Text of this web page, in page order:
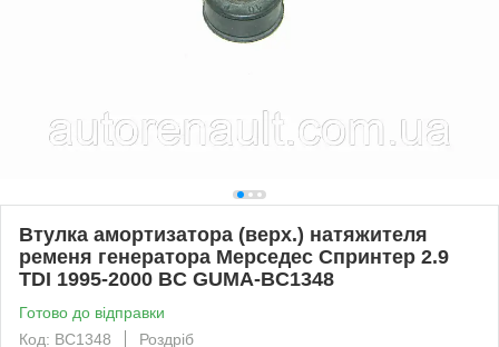
Втулка амортизатора (верх.) натяжителя
ременя генератора Мерседес Спринтер 2.9
TDI 1995-2000 BC GUMA-BC1348
Готово до відправки
Код: BC1348
Роздріб